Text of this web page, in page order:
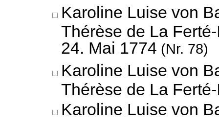
Karoline Luise von
Thérèse de La
24. Mai 1774 (Nr. 78)
Karoline Luise von
Thérèse de La
Karoline Luise von